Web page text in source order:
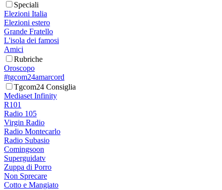
Speciali
Elezioni Italia
Elezioni estero
Grande Fratello
L'isola dei famosi
Amici
Rubriche
Oroscopo
#tgcom24amarcord
Tgcom24 Consiglia
Mediaset Infinity
R101
Radio 105
Virgin Radio
Radio Montecarlo
Radio Subasio
Comingsoon
Superguidatv
Zuppa di Porro
Non Sprecare
Cotto e Mangiato